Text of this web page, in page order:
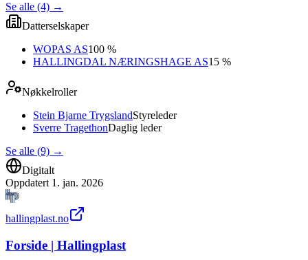
Se alle (4) →
Datterselskaper
WOPAS AS100 %
HALLINGDAL NÆRINGSHAGE AS15 %
Nøkkelroller
Stein Bjarne TrygslandStyreleder
Sverre TragethonDaglig leder
Se alle (9) →
Digitalt
Oppdatert 1. jan. 2026
hallingplast.no
Forside | Hallingplast